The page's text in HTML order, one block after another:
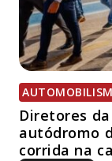
Diretores
autódromo
corrida na